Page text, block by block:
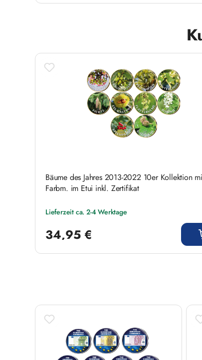
Bäume des Jahres 2013-2022 10er Kollektion
Farbm. im Etui inkl. Zertifikat
Lieferzeit ca. 2-4 Werktage
34,95 €
Produktgalerie überspringen